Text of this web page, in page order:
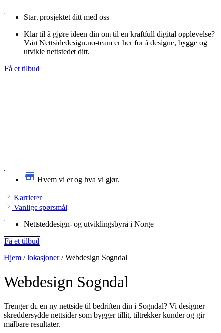
Start prosjektet ditt med oss
Klar til å gjøre ideen din om til en kraftfull digital opplevelse?
Vårt Nettsidedesign.no-team er her for å designe, bygge og
utvikle nettstedet ditt.
Få et tilbud
Hvem vi er og hva vi gjør.
Karrierer
Vanlige spørsmål
Nettsteddesign- og utviklingsbyrå i Norge
Få et tilbud
Hjem /lokasjoner/Webdesign Sogndal
Webdesign Sogndal
Trenger du en ny nettside til bedriften din i Sogndal? Vi designer
skreddersydde nettsider som bygger tillit, tiltrekker kunder og gir
målbare resultater.